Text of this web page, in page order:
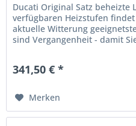
Ducati Original Satz beheizte
verfügbaren Heizstufen
aktuelle Witterung
sind Vergangenheit - damit
341,50 € *
Merken